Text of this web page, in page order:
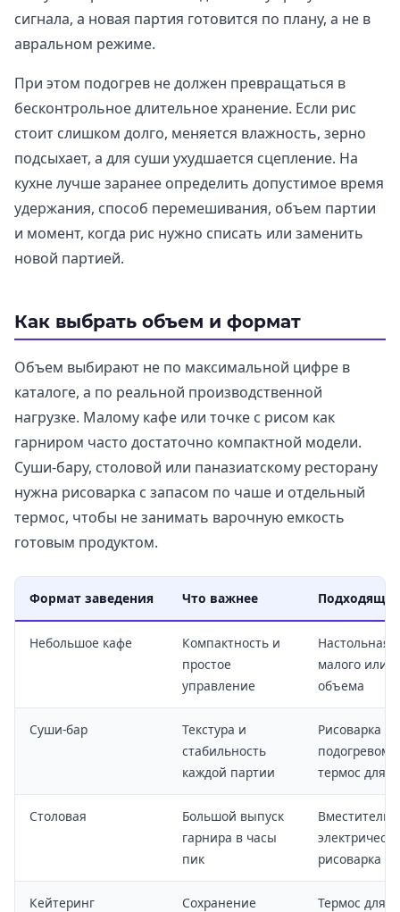
сигнала, а новая партия готовится по плану, а не в
авральном режиме.
При этом подогрев не должен превращаться в
бесконтрольное длительное хранение. Если рис
стоит слишком долго, меняется влажность, зерно
подсыхает, а для суши ухудшается сцепление. На
кухне лучше заранее определить допустимое время
удержания, способ перемешивания, объем партии
и момент, когда рис нужно списать или заменить
новой партией.
Как выбрать объем и формат
Объем выбирают не по максимальной цифре в
каталоге, а по реальной производственной
нагрузке. Малому кафе или точке с рисом как
гарниром часто достаточно компактной модели.
Суши-бару, столовой или паназиатскому ресторану
нужна рисоварка с запасом по чаше и отдельный
термос, чтобы не занимать варочную емкость
готовым продуктом.
Формат заведения Что важнее
Небольшое кафе
Компактность и
простое
управление
Настольная
малого или
объема
Суши-бар
Текстура и
стабильность
каждой партии
Рисоварка с
подогревом
термос для
Столовая
Большой выпуск
гарнира в часы
пик
рисоварка
Кейтеринг
Сохранение
Термос для